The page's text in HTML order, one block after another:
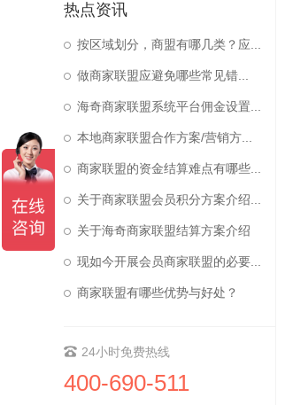
热点资讯
按区域划分，商盟有哪几类？应...
做商家联盟应避免哪些常见错...
海奇商家联盟系统平台佣金设置...
本地商家联盟合作方案/营销方...
商家联盟的资金结算难点有哪些...
关于商家联盟会员积分方案介绍...
关于海奇商家联盟结算方案介绍
现如今开展会员商家联盟的必要...
商家联盟有哪些优势与好处？
24小时免费热线
400-690-511